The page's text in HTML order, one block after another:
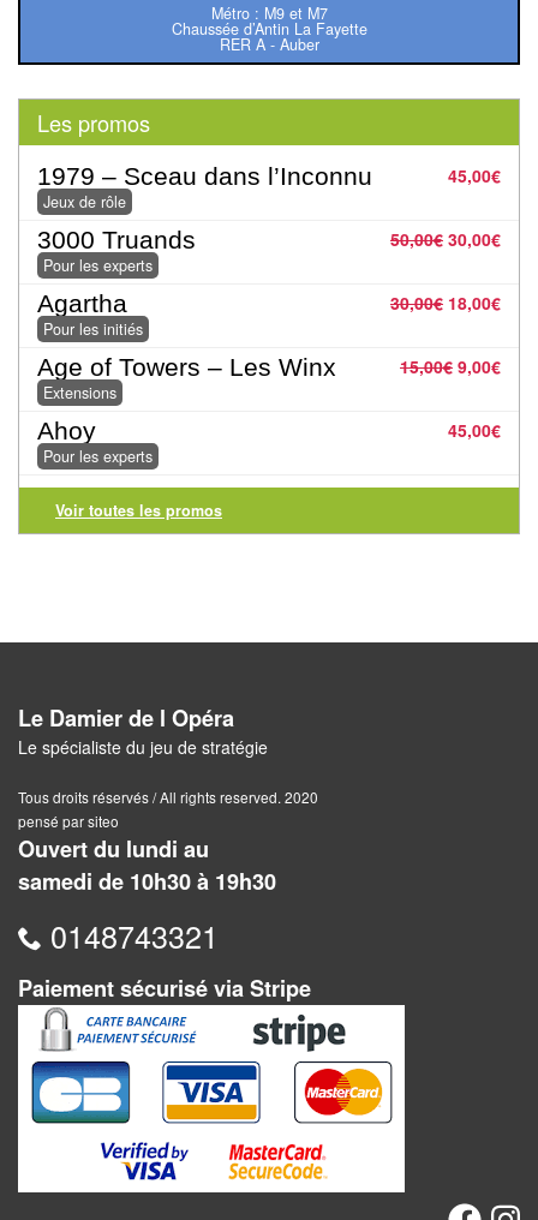
Les
Classiques
Pour
les
enfants
Pour
la
famille
Pour
les
initiés
Pour
les
Pour
2
Ambiance
Coopératif
Gestion
Escape
Game
/
Enquête
évolutifs
Métro : M9 et M7
Chaussée d’Antin La Fayette
RER A - Auber
Les promos
45,00€
1979 – Sceau dans l’Inconnu
Jeux de rôle
50,00€ 30,00€
3000 Truands
Pour les experts
30,00€ 18,00€
Agartha
Pour les initiés
15,00€ 9,00€
Age of Towers – Les Winx
Extensions
45,00€
Ahoy
Pour les experts
Voir toutes les promos
Le Damier de l Opéra
Le spécialiste du jeu de stratégie
Tous droits réservés / All rights reserved. 2020
pensé par siteo
Ouvert du lundi au
samedi de 10h30 à 19h30
0148743321
Paiement sécurisé via Stripe